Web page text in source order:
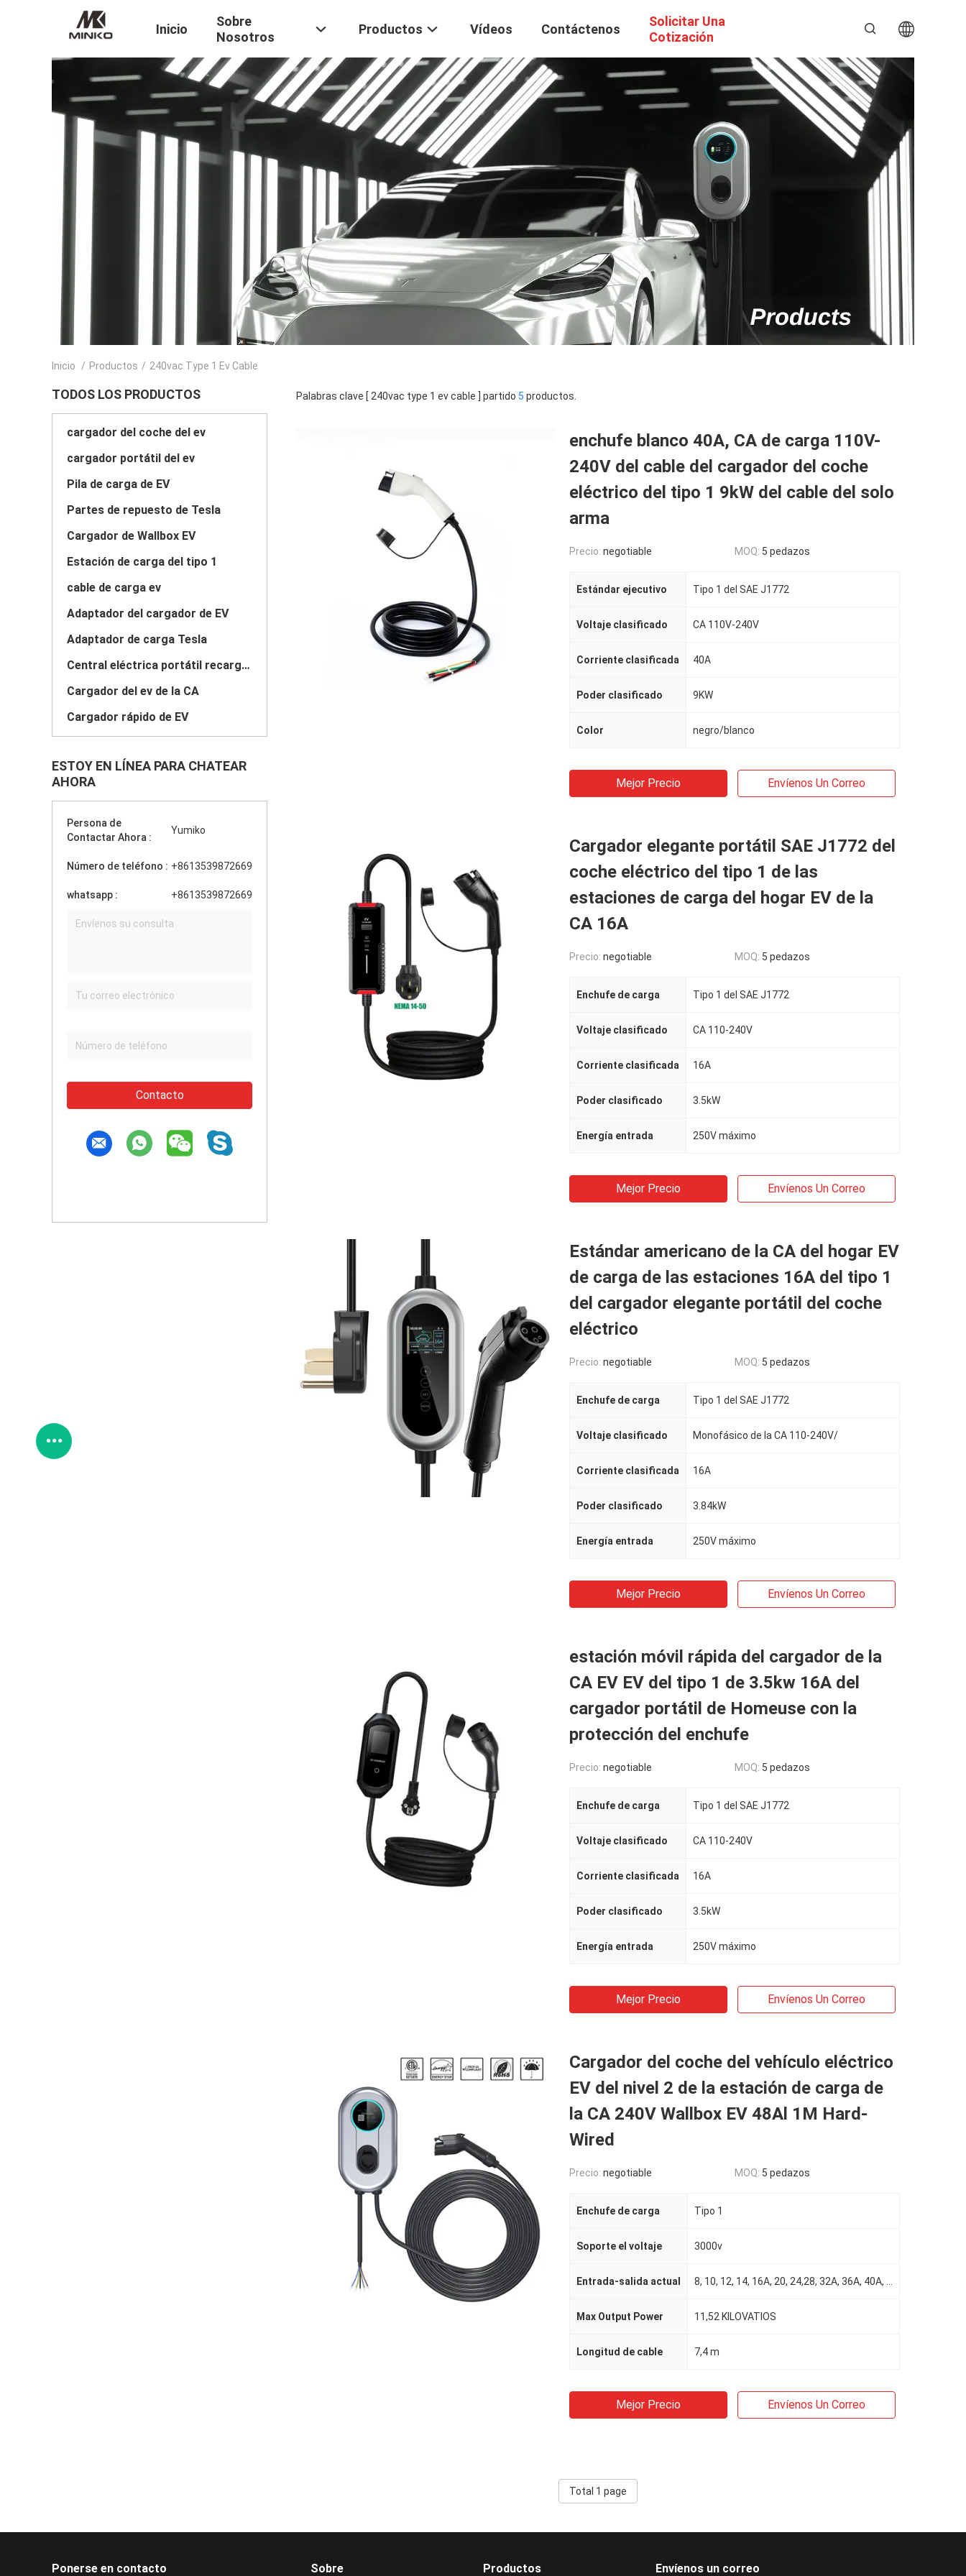
Inicio
Sobre
Nosotros
Productos Vídeos Contáctenos
Solicitar Una
Cotización
Inicio / Productos / 240vac Type 1 Ev Cable
TODOS LOS PRODUCTOS
cargador del coche del ev
cargador portátil del ev
Pila de carga de EV
Partes de repuesto de Tesla
Cargador de Wallbox EV
Estación de carga del tipo 1
cable de carga ev
Adaptador del cargador de EV
Adaptador de carga Tesla
Central eléctrica portátil recargable
Cargador del ev de la CA
Cargador rápido de EV
ESTOY EN LÍNEA PARA CHATEAR
AHORA
Persona de
Contactar Ahora :
Yumiko
Número de teléfono : +8613539872669
whatsapp : +8613539872669
Contacto
Palabras clave [ 240vac type 1 ev cable ] partido 5 productos.
enchufe blanco 40A, CA de carga 110V-
240V del cable del cargador del coche
eléctrico del tipo 1 9kW del cable del solo
arma
Precio: negotiable MOQ: 5 pedazos
Estándar ejecutivo Tipo 1 del SAE J1772
Voltaje clasificado CA 110V-240V
Corriente clasificada 40A
Poder clasificado 9KW
Color negro/blanco
Mejor Precio Envíenos Un Correo
Cargador elegante portátil SAE J1772 del
coche eléctrico del tipo 1 de las
estaciones de carga del hogar EV de la
CA 16A
Precio: negotiable MOQ: 5 pedazos
Enchufe de carga Tipo 1 del SAE J1772
Voltaje clasificado CA 110-240V
Corriente clasificada 16A
Poder clasificado 3.5kW
Energía entrada 250V máximo
Mejor Precio Envíenos Un Correo
Estándar americano de la CA del hogar EV
de carga de las estaciones 16A del tipo 1
del cargador elegante portátil del coche
eléctrico
Precio: negotiable MOQ: 5 pedazos
Enchufe de carga Tipo 1 del SAE J1772
Voltaje clasificado Monofásico de la CA 110-240V/
Corriente clasificada 16A
Poder clasificado 3.84kW
Energía entrada 250V máximo
Mejor Precio Envíenos Un Correo
estación móvil rápida del cargador de la
CA EV EV del tipo 1 de 3.5kw 16A del
cargador portátil de Homeuse con la
protección del enchufe
Precio: negotiable MOQ: 5 pedazos
Enchufe de carga Tipo 1 del SAE J1772
Voltaje clasificado CA 110-240V
Corriente clasificada 16A
Poder clasificado 3.5kW
Energía entrada 250V máximo
Mejor Precio Envíenos Un Correo
Cargador del coche del vehículo eléctrico
EV del nivel 2 de la estación de carga de
la CA 240V Wallbox EV 48Al 1M Hard-
Wired
Precio: negotiable MOQ: 5 pedazos
Enchufe de carga Tipo 1
Soporte el voltaje 3000v
Entrada-salida actual
Max Output Power 11,52 KILOVATIOS
Longitud de cable 7,4 m
Mejor Precio Envíenos Un Correo
Total 1 page
Ponerse en contacto Sobre Productos Envíenos un correo